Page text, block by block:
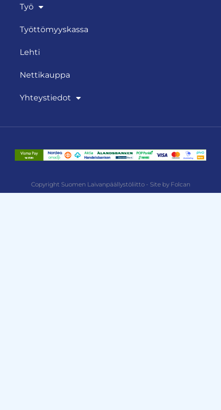
Työ
Työttömyyskassa
Lehti
Nettikauppa
Yhteystiedot
Copyright Suomen Laivanpäällystöliitto - Site by Folcan